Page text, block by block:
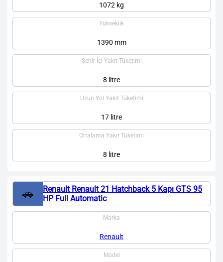
1072 kg
Yükseklik
1390 mm
Şehir İçi Yakıt Tüketimi
8 litre
Uzun Yol Yakıt Tüketimi
17 litre
Ortalama Yakıt Tüketimi
8 litre
🚗
Renault Renault 21 Hatchback 5 Kapı GTS 95
HP Full Automatic
Marka
Renault
Model